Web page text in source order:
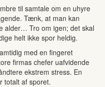
til samtale om en uhyre
Tænk, at man kan
alder… Tro om igen; det skal
helt ikke spor heldig.
med en fingeret
firmas chefer uafvidende
ekstrem stress. En
totalt af sporet.